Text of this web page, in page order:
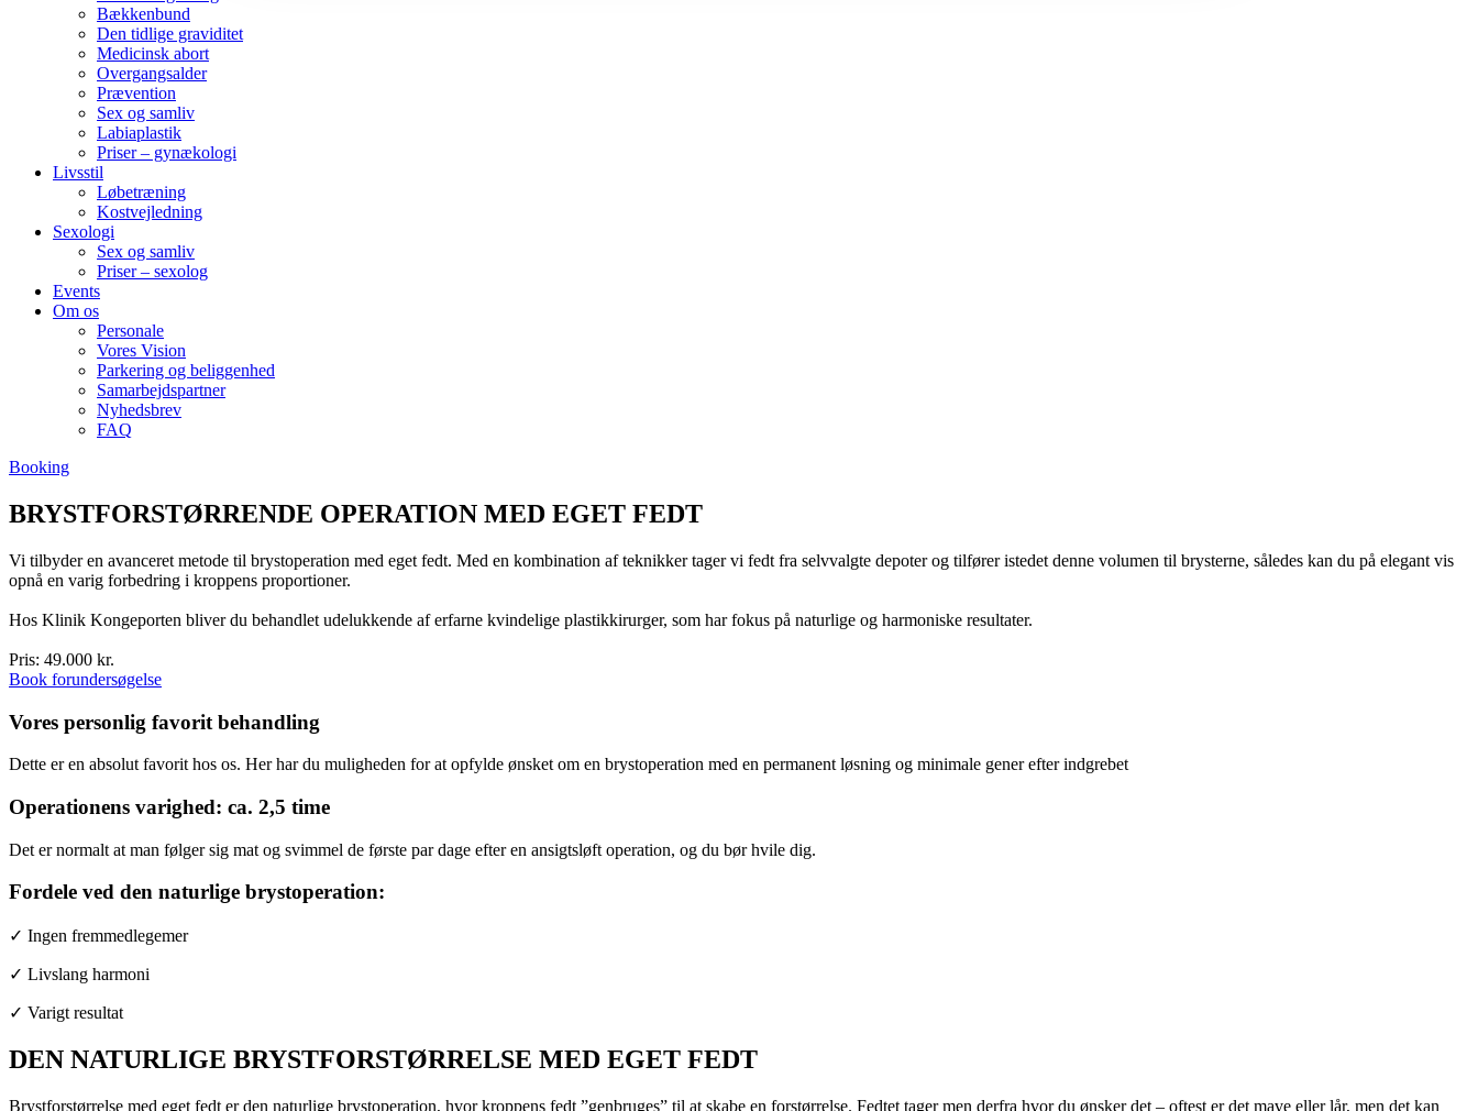
Bækkenbund
Den tidlige graviditet
Medicinsk abort
Overgangsalder
Prævention
Sex og samliv
Labiaplastik
Priser – gynækologi
Livsstil
Løbetræning
Kostvejledning
Sexologi
Sex og samliv
Priser – sexolog
Events
Om os
Personale
Vores Vision
Parkering og beliggenhed
Samarbejdspartner
Nyhedsbrev
FAQ
Booking
BRYSTFORSTØRRENDE OPERATION MED EGET FEDT
Vi tilbyder en avanceret metode til brystoperation med eget fedt. Med en kombination af teknikker tager vi fedt fra selvvalgte depoter og tilfører istedet denne volumen til brysterne, således kan du på elegant vis
opnå en varig forbedring i kroppens proportioner.
Hos Klinik Kongeporten bliver du behandlet udelukkende af erfarne kvindelige plastikkirurger, som har fokus på naturlige og harmoniske resultater.
Pris: 49.000 kr.
Book forundersøgelse
Vores personlig favorit behandling
Dette er en absolut favorit hos os. Her har du muligheden for at opfylde ønsket om en brystoperation med en permanent løsning og minimale gener efter indgrebet
Operationens varighed: ca. 2,5 time
Det er normalt at man følger sig mat og svimmel de første par dage efter en ansigtsløft operation, og du bør hvile dig.
Fordele ved den naturlige brystoperation:
✓ Ingen fremmedlegemer
✓ Livslang harmoni
✓ Varigt resultat
DEN NATURLIGE BRYSTFORSTØRRELSE MED EGET FEDT
Brystforstørrelse med eget fedt er den naturlige brystoperation, hvor kroppens fedt ”genbruges” til at skabe en forstørrelse. Fedtet tager men derfra hvor du ønsker det – oftest er det mave eller lår, men det kan